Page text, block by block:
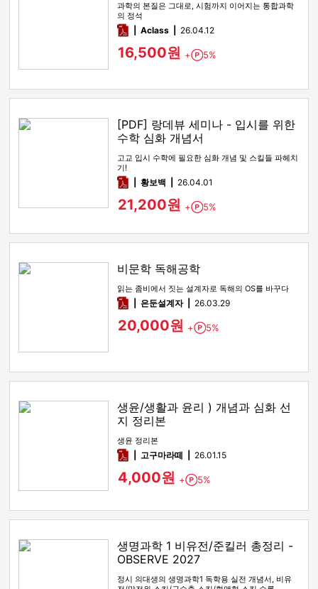
과학의 본질은 그대로, 시험까지 이어지는 통합과학
의 정석
pdfAclass 26.04.12
16,500원 + Point
5%
[PDF] 랑데뷰 세미나 - 입시를 위한
수학 심화 개념서
고교 입시 수학에 필요한 심화 개념 및 스킬들 파헤치
기!
pdf황보백 26.04.01
21,200원 + Point
5%
비문학 독해공학
읽는 좀비에서 짓는 설계자로 독해의 OS를 바꾸다
pdf은둔설계자 26.03.29
20,000원 + Point
5%
생윤/생활과 윤리 ) 개념과 심화 선
지 정리본
생윤 정리본
pdf고구마라떼 26.01.15
4,000원 + Point
5%
생명과학 1 비유전/준킬러 총정리 -
OBSERVE 2027
정시 의대생의 생명과학1 독학용 실전 개념서, 비유